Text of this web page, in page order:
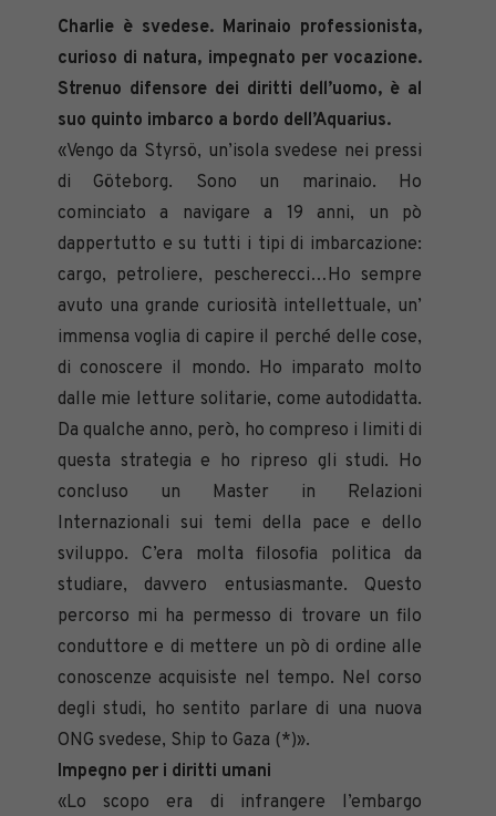
Charlie è svedese. Marinaio professionista,
curioso di natura, impegnato per vocazione.
Strenuo difensore dei diritti dell’uomo, è al
suo quinto imbarco a bordo dell’Aquarius.
«Vengo da Styrsö, un’isola svedese nei pressi
di Göteborg. Sono un marinaio. Ho
cominciato a navigare a 19 anni, un pò
dappertutto e su tutti i tipi di imbarcazione:
cargo, petroliere, pescherecci…Ho sempre
avuto una grande curiosità intellettuale, un’
immensa voglia di capire il perché delle cose,
di conoscere il mondo. Ho imparato molto
dalle mie letture solitarie, come autodidatta.
Da qualche anno, però, ho compreso i limiti di
questa strategia e ho ripreso gli studi. Ho
concluso un Master in Relazioni
Internazionali sui temi della pace e dello
sviluppo. C’era molta filosofia politica da
studiare, davvero entusiasmante. Questo
percorso mi ha permesso di trovare un filo
conduttore e di mettere un pò di ordine alle
conoscenze acquisiste nel tempo. Nel corso
degli studi, ho sentito parlare di una nuova
ONG svedese, Ship to Gaza (*)».
Impegno per i diritti umani
«Lo scopo era di infrangere l’embargo